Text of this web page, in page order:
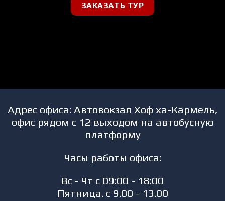
ЗАКАЗАТЬ ТУР
Адрес офиса: Автовокзал Хоф ха-Кармель,
офис рядом с 12 выходом на автобусную
платформу
Часы работы офиса:
Вс - Чт с 09:00 - 18:00
Пятница. с 9.00 - 13.00